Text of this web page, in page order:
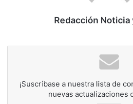
Redacción Noticia
¡Suscríbase a nuestra lista de
nuevas actualizaciones